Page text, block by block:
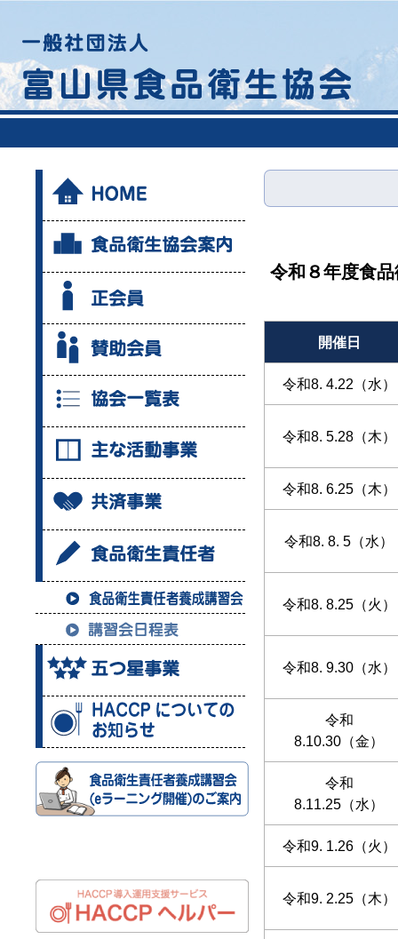
令和８年度食
開催日
令和8. 4.22（水）
令和8. 5.28（木）
令和8. 6.25（木）
令和8. 8. 5（水）
令和8. 8.25（火）
令和8. 9.30（水）
令和
8.10.30（金）
令和
8.11.25（水）
令和9. 1.26（火）
令和9. 2.25（木）